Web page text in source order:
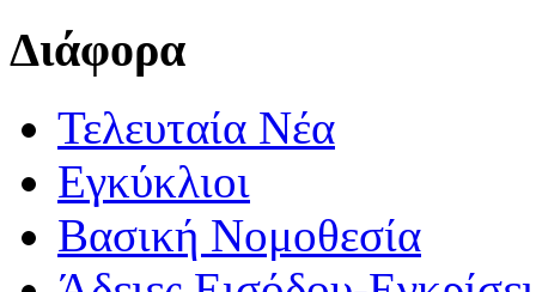
Διάφορα
Τελευταία Νέα
Εγκύκλιοι
Βασική Νομοθεσία